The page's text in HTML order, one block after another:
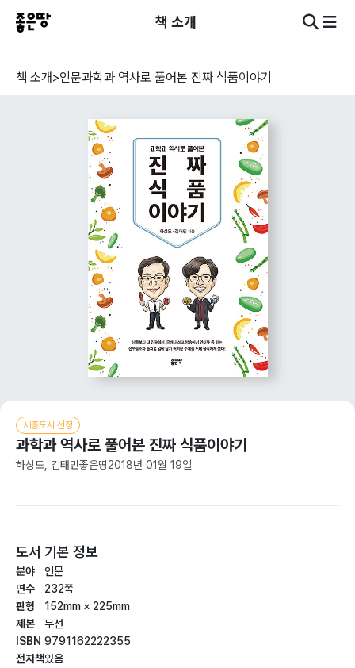
책 소개
책 소개>인문과학과 역사로 풀어본 진짜 식품이야기
세종도서 선정
과학과 역사로 풀어본 진짜 식품이야기
하상도, 김태민좋은땅2018년 01월 19일
도서 기본 정보
분야
면수
판형
제본
ISBN
전자책
인문
232쪽
152mm × 225mm
무선
9791162222355
있음